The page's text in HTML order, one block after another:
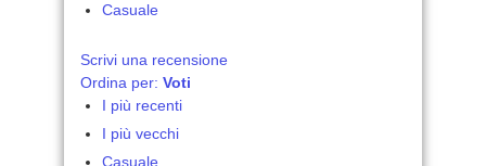
Casuale
Scrivi una recensione
Ordina per: Voti
I più recenti
I più vecchi
Casuale